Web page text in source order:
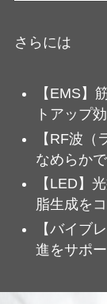
さらには
【EMS】
トアップ
【RF波
なめらか
【LED】
脂生成を
【バイブ
進をサポ